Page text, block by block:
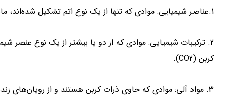
1.عناصر شیمیایی: موادی که تنها از یک نوع اتم تشکیل شده‌اند، مانند آهن، آلومینیوم، طلا و سیلیسیم.
کربن (CO2).
3. مواد آلی: موادی که حاوی ذرات کربن هستند و از رویان‌های